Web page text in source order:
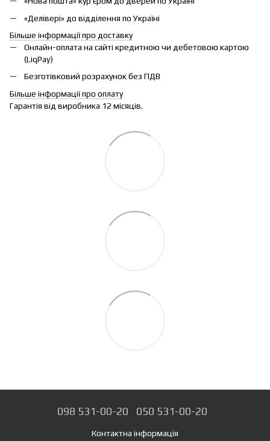
«Делівері» до відділення по Україні
Більше інформації про доставку
Онлайн-оплата на сайті кредитною чи дебетовою картою
(LiqPay)
Безготівковий розрахунок без ПДВ
Більше інформації про оплату
Гарантія від виробника 12 місяців.
098 531-00-20 050 531-00-20
Контактна інформація